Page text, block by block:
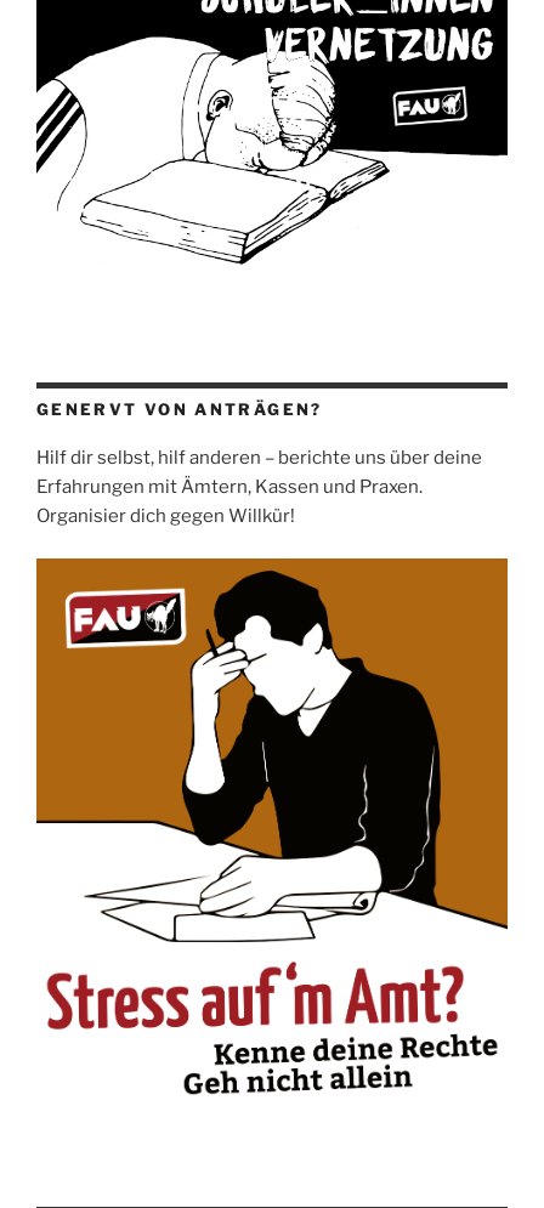
GENERVT VON ANTRÄGEN?
Hilf dir selbst, hilf anderen – berichte uns über deine
Erfahrungen mit Ämtern, Kassen und Praxen.
Organisier dich gegen Willkür!